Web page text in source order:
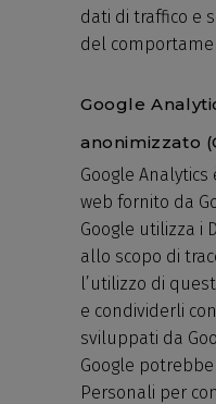
dati di traffico e
del
Google
anonimizzato
Google
web fornito da
Google utilizza i
allo scopo di
l’utilizzo di
e condividerli
sviluppati da
Google
Personali per